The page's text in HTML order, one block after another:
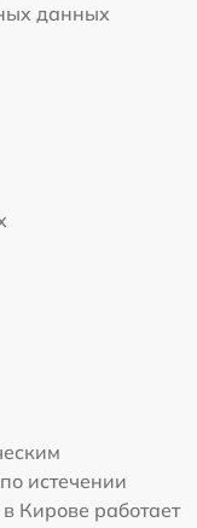
данных
истечении
Кирове работает